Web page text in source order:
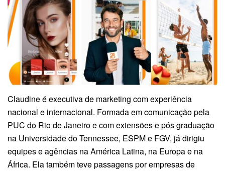
Claudine é executiva de marketing com experiência
nacional e internacional. Formada em comunicação pela
PUC do Rio de Janeiro e com extensões e pós graduação
na Universidade do Tennessee, ESPM e FGV, já dirigiu
equipes e agências na América Latina, na Europa e na
África. Ela também teve passagens por empresas de